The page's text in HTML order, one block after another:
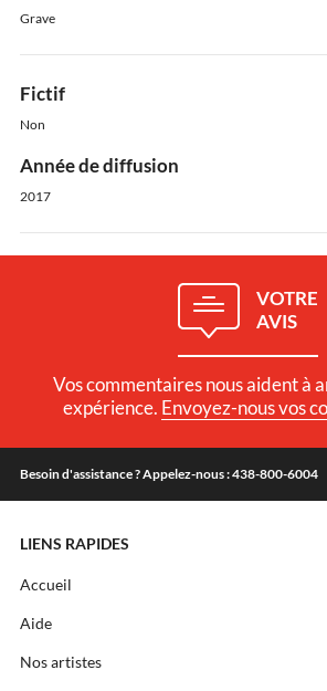
Grave
Fictif
Non
Année de diffusion
2017
VOTRE
AVIS
Vos commentaires nous aident à
expérience. Envoyez-nous vos
Besoin d'assistance ? Appelez-nous : 438-800-6004
LIENS RAPIDES
Accueil
Aide
Nos artistes